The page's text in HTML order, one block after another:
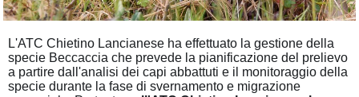
L'ATC Chietino Lancianese ha effettuato la gestione della
specie Beccaccia che prevede la pianificazione del prelievo
a partire dall'analisi dei capi abbattuti e il monitoraggio della
specie durante la fase di svernamento e migrazione